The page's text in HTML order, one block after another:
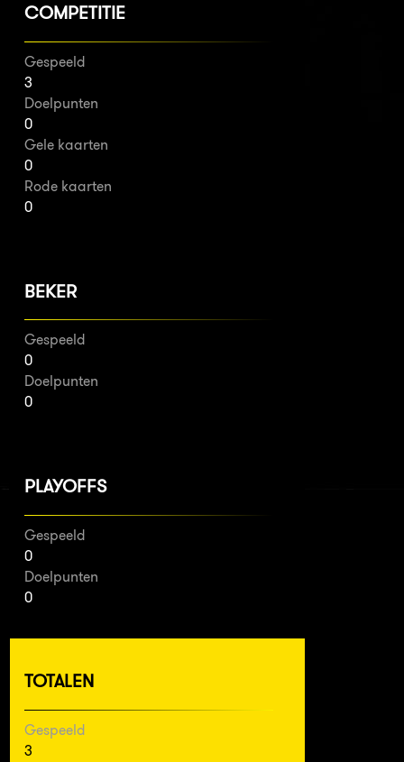
COMPETITIE
Gespeeld
3
Doelpunten
0
Gele kaarten
0
Rode kaarten
0
BEKER
Gespeeld
0
Doelpunten
0
PLAYOFFS
Gespeeld
0
Doelpunten
0
TOTALEN
Gespeeld
3